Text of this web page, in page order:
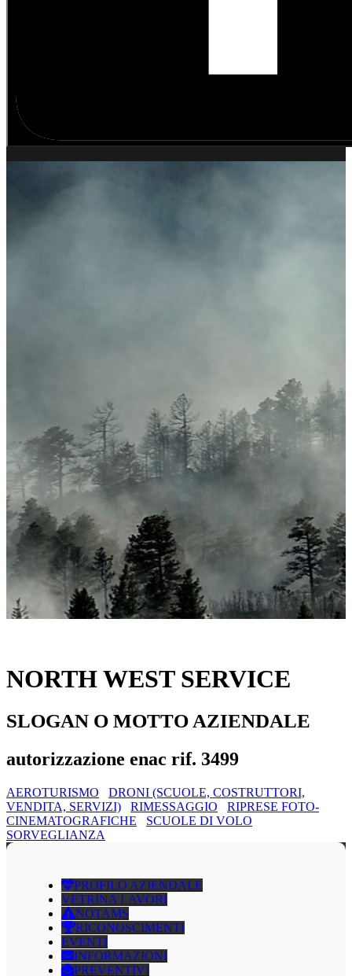
NORTH WEST SERVICE
SLOGAN O MOTTO AZIENDALE
autorizzazione enac rif. 3499
AEROTURISMO
DRONI (SCUOLE, COSTRUTTORI,
VENDITA, SERVIZI)
RIMESSAGGIO
RIPRESE FOTO-
CINEMATOGRAFICHE
SCUOLE DI VOLO
SORVEGLIANZA
PROFILO AZIENDALE
VETRINA LAVORI
NOTAMS
RICONOSCIMENTI
EVENTI
INFORMAZIONI
PREVENTIVI